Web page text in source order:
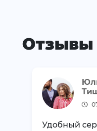
Отзывы
Удобный